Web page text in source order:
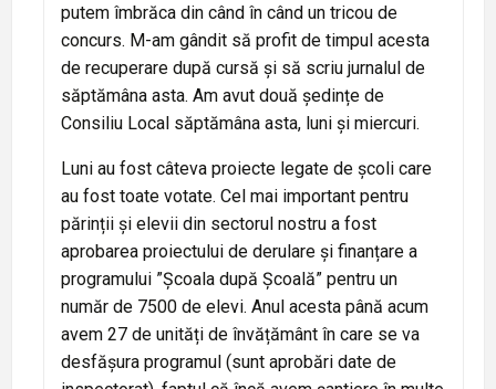
putem îmbrăca din când în când un tricou de
concurs. M-am gândit să profit de timpul acesta
de recuperare după cursă și să scriu jurnalul de
săptămâna asta. Am avut două ședințe de
Consiliu Local săptămâna asta, luni și miercuri.
Luni au fost câteva proiecte legate de școli care
au fost toate votate. Cel mai important pentru
părinții și elevii din sectorul nostru a fost
aprobarea proiectului de derulare și finanțare a
programului ”Școala după Școală” pentru un
număr de 7500 de elevi. Anul acesta până acum
avem 27 de unități de învățământ în care se va
desfășura programul (sunt aprobări date de